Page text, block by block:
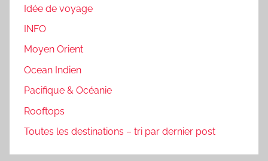
Idée de voyage
INFO
Moyen Orient
Ocean Indien
Pacifique & Océanie
Rooftops
Toutes les destinations – tri par dernier post